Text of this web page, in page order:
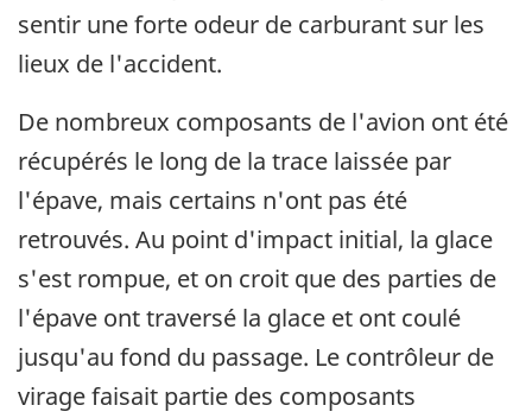
sentir une forte odeur de carburant sur les
lieux de l'accident.
De nombreux composants de l'avion ont été
récupérés le long de la trace laissée par
l'épave, mais certains n'ont pas été
retrouvés. Au point d'impact initial, la glace
s'est rompue, et on croit que des parties de
l'épave ont traversé la glace et ont coulé
jusqu'au fond du passage. Le contrôleur de
virage faisait partie des composants